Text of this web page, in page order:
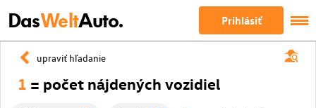
DasWeltAuto. Prihlásiť
upraviť hľadanie
1 = počet nájdených vozidiel